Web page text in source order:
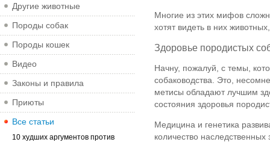
Другие животные
Породы собак
Породы кошек
Видео
Законы и правила
Приюты
Все статьи
10 худших аргументов против
Многие из этих мифов
хотят видеть в них
Здоровье породистых
Начну, пожалуй, с темы,
собаководства. Это,
метисы обладают лучшим
состояния здоровья
Медицина и генетика
количество